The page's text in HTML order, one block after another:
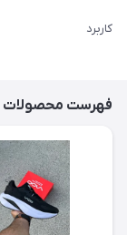
کاربرد
فهرست محصولات